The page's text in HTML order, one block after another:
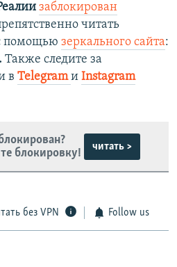
заблокирован
читать
помощью зеркального сайта:
Также следите за
в Telegramи Instagram
блокировку!
читать >
без VPN Follow us